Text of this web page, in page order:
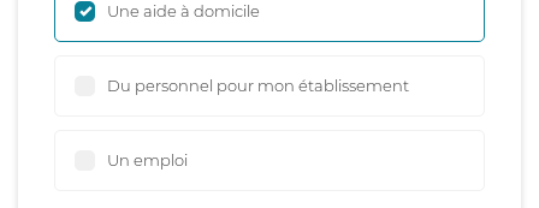
Une aide à domicile
Du personnel pour mon établissement
Un emploi